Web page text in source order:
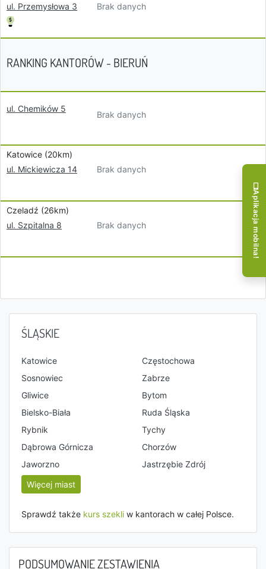
ul. Przemysłowa 3
Brak danych
RANKING KANTORÓW - BIERUŃ
ul. Chemików 5
Brak danych
Katowice (20km)
ul. Mickiewicza 14
Brak danych
Czeladź (26km)
ul. Szpitalna 8
Brak danych
ŚLĄSKIE
Katowice
Częstochowa
Sosnowiec
Zabrze
Gliwice
Bytom
Bielsko-Biała
Ruda Śląska
Rybnik
Tychy
Dąbrowa Górnicza
Chorzów
Jaworzno
Jastrzębie Zdrój
Więcej miast
Sprawdź także kurs szekli w kantorach w całej Polsce.
PODSUMOWANIE ZESTAWIENIA
Aplikacja mobilna!